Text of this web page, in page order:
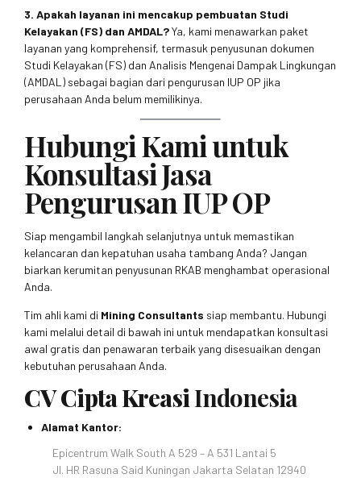
3. Apakah layanan ini mencakup pembuatan Studi
Kelayakan (FS) dan AMDAL?Ya, kami menawarkan paket
layanan yang komprehensif, termasuk penyusunan dokumen
Studi Kelayakan (FS) dan Analisis Mengenai Dampak Lingkungan
(AMDAL) sebagai bagian dari pengurusan IUP OP jika
perusahaan Anda belum memilikinya.
Hubungi Kami untuk
Konsultasi Jasa
Pengurusan IUP OP
Siap mengambil langkah selanjutnya untuk memastikan
kelancaran dan kepatuhan usaha tambang Anda? Jangan
biarkan kerumitan penyusunan RKAB menghambat operasional
Anda.
Tim ahli kami di Mining Consultants siap membantu. Hubungi
kami melalui detail di bawah ini untuk mendapatkan konsultasi
awal gratis dan penawaran terbaik yang disesuaikan dengan
kebutuhan perusahaan Anda.
CV Cipta KreasiIndonesia
Alamat Kantor:
Epicentrum Walk South A 529 – A 531 Lantai 5
Jl. HR Rasuna Said Kuningan Jakarta Selatan 12940